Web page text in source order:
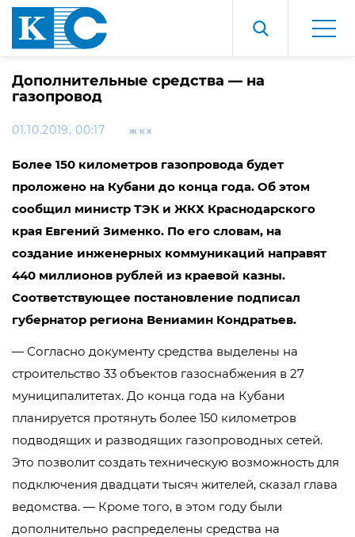
Дополнительные средства — на
газопровод
01.10.2019, 00:17 ЖКХ
Более 150 километров газопровода будет
проложено на Кубани до конца года. Об этом
сообщил министр ТЭК и ЖКХ Краснодарского
края Евгений Зименко. По его словам, на
создание инженерных коммуникаций направят
440 миллионов рублей из краевой казны.
Соответствующее постановление подписал
губернатор региона Вениамин Кондратьев.
— Согласно документу средства выделены на
строительство 33 объектов газоснабжения в 27
муниципалитетах. До конца года на Кубани
планируется протянуть более 150 километров
подводящих и разводящих газопроводных сетей.
Это позволит создать техническую возможность для
подключения двадцати тысяч жителей, сказал глава
ведомства. — Кроме того, в этом году были
дополнительно распределены средства на